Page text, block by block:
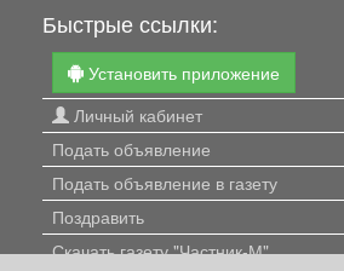
Быстрые ссылки:
Установить приложение
Личный кабинет
Подать объявление
Подать объявление в газету
Поздравить
Скачать газету "Частник-М"